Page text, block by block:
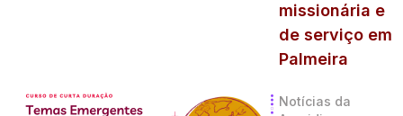
missionária e
de serviço em
Palmeira
Notícias da